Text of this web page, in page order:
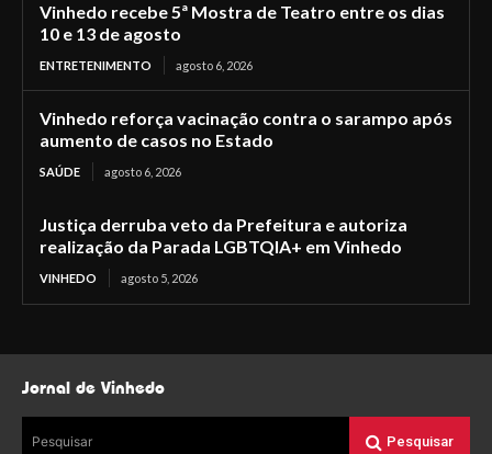
Vinhedo recebe 5ª Mostra de Teatro entre os dias
10 e 13 de agosto
ENTRETENIMENTO agosto 6, 2026
Vinhedo reforça vacinação contra o sarampo após
aumento de casos no Estado
SAÚDE agosto 6, 2026
Justiça derruba veto da Prefeitura e autoriza
realização da Parada LGBTQIA+ em Vinhedo
VINHEDO agosto 5, 2026
Jornal de Vinhedo
Pesquisar Pesquisar